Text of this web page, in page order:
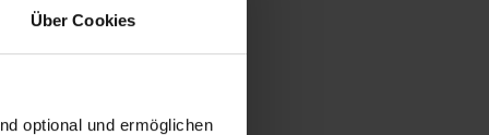
Über Cookies
optional und ermöglichen
umsetzen möchten.